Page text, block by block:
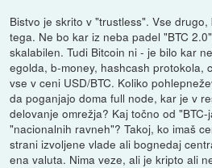
Bistvo je skrito v "trustless". Vse
tega. Ne bo kar iz neba padel "BTC
skalabilen. Tudi Bitcoin ni - je bilo kar
egolda, b-money, hashcash protokola,
vse v ceni USD/BTC. Koliko
da poganjajo doma full node, kar je v
delovanje omrežja? Kaj točno od
"nacionalnih ravneh"? Takoj, ko imaš
strani izvoljene vlade ali bognedaj
ena valuta. Nima veze, ali je kripto ali